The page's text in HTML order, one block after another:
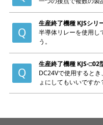
生産終了機種 KJSシリ
半導体リレーを使用し
う。
生産終了機種 KJS-□02
DC24Vで使用すると
ょにしてもいいですか